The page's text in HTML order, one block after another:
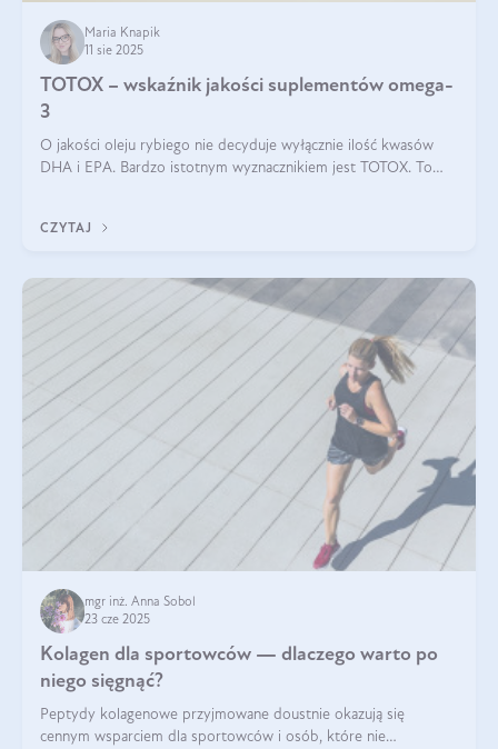
Maria Knapik
11 sie 2025
TOTOX – wskaźnik jakości suplementów omega-
3
O jakości oleju rybiego nie decyduje wyłącznie ilość kwasów
DHA i EPA. Bardzo istotnym wyznacznikiem jest TOTOX. To
CZYTAJ
mgr inż. Anna Sobol
23 cze 2025
Kolagen dla sportowców — dlaczego warto po
niego sięgnąć?
Peptydy kolagenowe przyjmowane doustnie okazują się
cennym wsparciem dla sportowców i osób, które nie